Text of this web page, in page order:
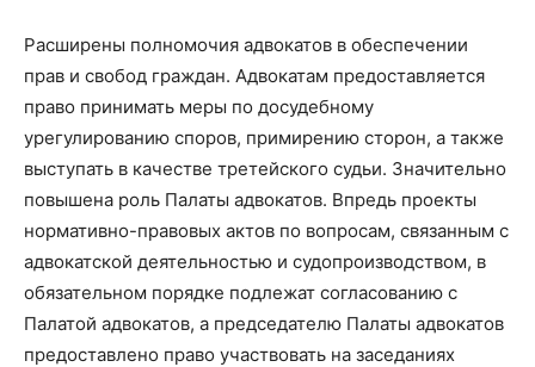
Расширены полномочия адвокатов в обеспечении
прав и свобод граждан. Адвокатам предоставляется
право принимать меры по досудебному
урегулированию споров, примирению сторон, а также
выступать в качестве третейского судьи. Значительно
повышена роль Палаты адвокатов. Впредь проекты
нормативно-правовых актов по вопросам, связанным с
адвокатской деятельностью и судопроизводством, в
обязательном порядке подлежат согласованию с
Палатой адвокатов, а председателю Палаты адвокатов
предоставлено право участвовать на заседаниях